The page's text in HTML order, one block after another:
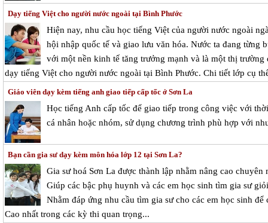
Dạy tiếng Việt cho người nước ngoài tại Bình Phước
Hiện nay, nhu cầu học tiếng Việt của người nước ngoài
hội nhập quốc tế và giao lưu văn hóa. Nước ta đang từng
với một nền kinh tế tăng trưởng mạnh và là một thị
dạy tiếng Việt cho người nước ngoài tại Bình Phước. Chi tiết lớp cụ
Giáo viên dạy kèm tiếng anh giao tiếp cấp tốc ở Sơn La
Học tiếng Anh cấp tốc để giao tiếp trong công việc với
cá nhân hoặc nhóm, sử dụng chương trình phù hợp với
Bạn cần gia sư dạy kèm môn hóa lớp 12 tại Sơn La?
Gia sư hoá Sơn La được thành lập nhằm nâng cao
Giúp các bậc phụ huynh và các em học sinh tìm gia sư
Nhằm đáp ứng nhu cầu tìm gia sư cho các em học sinh
Cao nhất trong các kỳ thi quan trọng...